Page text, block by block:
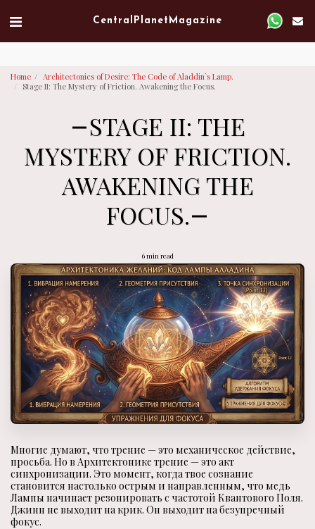
Central Planet Magazine
Home
Architectonics of Desire: The Code of Aladdin`s Lamp.
Stage II: The Mystery of Friction. Awakening the Focus.
STAGE II: THE
MYSTERY OF FRICTION.
AWAKENING THE
FOCUS.
6 min read
Многие думают, что трение — это механическое действие,
просьба. Но в Архитектонике трение — это акт
синхронизации. Это момент, когда твое сознание
становится настолько острым и направленным, что медь
Лампы начинает резонировать с частотой Квантового Поля.
Джинн не выходит на крик. Он выходит на безупречный
фокус.